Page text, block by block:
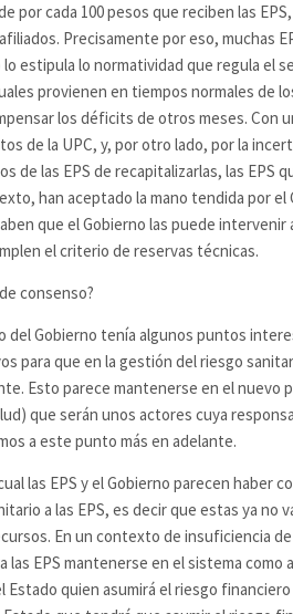
por cada 100 pesos que reciben las
Precisamente por eso, muchas
estipula lo normatividad que regula el
provienen en tiempos normales de
los déficits de otros meses.
de la UPC, y, por otro lado, por la
de las EPS de recapitalizarlas, las EPS
han aceptado la mano tendida por
que el Gobierno las puede
el criterio de reservas técnicas.
consenso?
del Gobierno tenía algunos puntos
para que en la gestión del riesgo
Esto parece mantenerse en el nuevo
que serán unos actores cuya
a este punto más en adelante.
las EPS y el Gobierno parecen haber
a las EPS, es decir que estas ya no
En un contexto de insuficiencia
las EPS mantenerse en el sistema
Estado quien asumirá el riesgo